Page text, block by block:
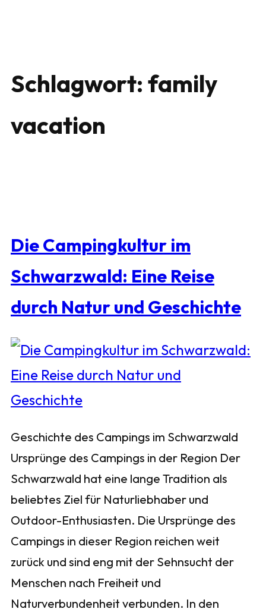
Schlagwort: family
vacation
Die Campingkultur im
Schwarzwald: Eine Reise
durch Natur und Geschichte
Geschichte des Campings im Schwarzwald
Ursprünge des Campings in der Region Der
Schwarzwald hat eine lange Tradition als
beliebtes Ziel für Naturliebhaber und
Outdoor-Enthusiasten. Die Ursprünge des
Campings in dieser Region reichen weit
zurück und sind eng mit der Sehnsucht der
Menschen nach Freiheit und
Naturverbundenheit verbunden. In den